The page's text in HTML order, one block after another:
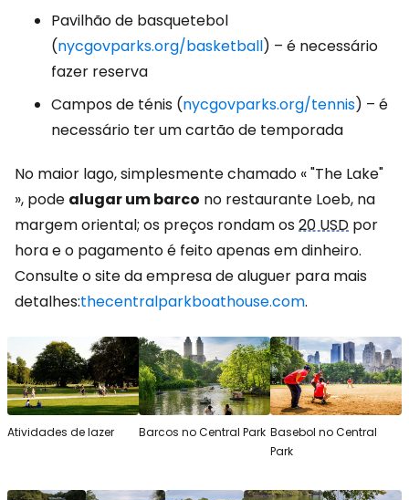
Pavilhão de basquetebol
(nycgovparks.org/basketball) – é necessário
fazer reserva
Campos de ténis (nycgovparks.org/tennis) – é
necessário ter um cartão de temporada
No maior lago, simplesmente chamado «"The Lake"
», pode alugar um barco no restaurante Loeb, na
margem oriental; os preços rondam os20 USD por
hora e o pagamento é feito apenas em dinheiro.
Consulte o site da empresa de aluguer para mais
detalhes:thecentralparkboathouse.com.
Atividades de lazer Barcos no Central Park Basebol no Central
Park